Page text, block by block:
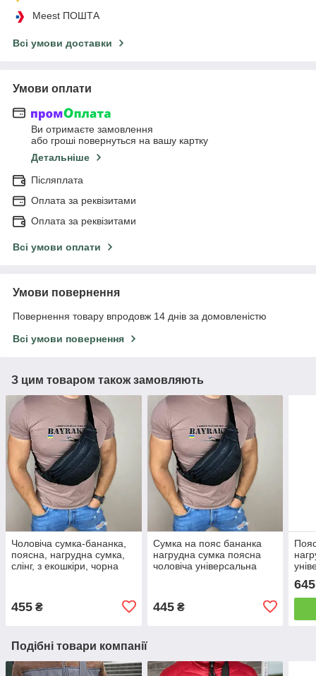
Meest ПОШТА
Всі умови доставки
Умови оплати
Ви отримаєте замовлення
або гроші повернуться на вашу картку
Детальніше
Післяплата
Оплата за реквізитами
Оплата за реквізитами
Всі умови оплати
Умови повернення
Повернення товару впродовж 14 днів за домовленістю
Всі умови повернення
З цим товаром також замовляють
Чоловіча сумка-бананка,
поясна, нагрудна сумка,
слінг, з екошкіри, чорна
455 ₴
Сумка на пояс бананка
нагрудна сумка поясна
чоловіча універсальна
445₴
645
Подібні товари компанії